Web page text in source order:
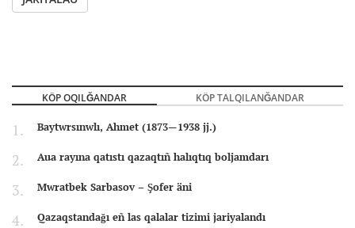
KÖP OQILĞANDAR KÖP TALQILANĞANDAR
Baytwrsınwlı, Ahmet (1873—1938 jj.)
Aua rayına qatıstı qazaqtıñ halıqtıq boljamdarı
Mwratbek Sarbasov – Şofer äni
Qazaqstandağı eñ las qalalar tizimi jariyalandı